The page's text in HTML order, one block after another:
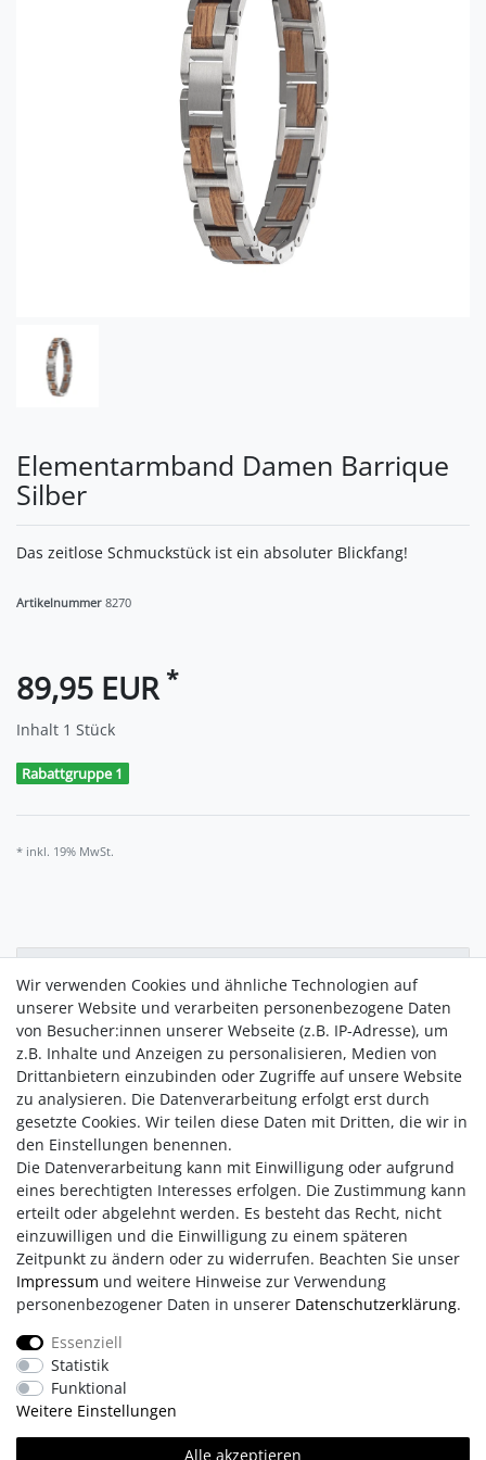
Elementarmband Damen Barrique
Silber
Das zeitlose Schmuckstück ist ein absoluter Blickfang!
Artikelnummer 8270
89,95 EUR *
Inhalt 1 Stück
Rabattgruppe 1
* inkl. 19% MwSt.
Beschreibung
Technische Daten
Dieses wunderschöne, elegante Elementarmband ist aus dem
Holz eines Weinfassesund silberfarbigem Edelstahl gefertigt.
Impressum AGB Daten­schutz­erklärung
Retouren/Reklamationen
Kontakt Team
Wir verwenden Cookies und ähnliche Technologien auf
unserer Website und verarbeiten personenbezogene Daten
von Besucher:innen unserer Webseite (z.B. IP-Adresse), um
z.B. Inhalte und Anzeigen zu personalisieren, Medien von
Drittanbietern einzubinden oder Zugriffe auf unsere Website
zu analysieren. Die Datenverarbeitung erfolgt erst durch
gesetzte Cookies. Wir teilen diese Daten mit Dritten, die wir in
den Einstellungen benennen.
Die Datenverarbeitung kann mit Einwilligung oder aufgrund
eines berechtigten Interesses erfolgen. Die Zustimmung kann
erteilt oder abgelehnt werden. Es besteht das Recht, nicht
einzuwilligen und die Einwilligung zu einem späteren
Zeitpunkt zu ändern oder zu widerrufen. Beachten Sie unser
Impressum und weitere Hinweise zur Verwendung
personenbezogener Daten in unserer Daten­schutz­erklärung.
Essenziell
Statistik
Funktional
Weitere Einstellungen
Alle akzeptieren